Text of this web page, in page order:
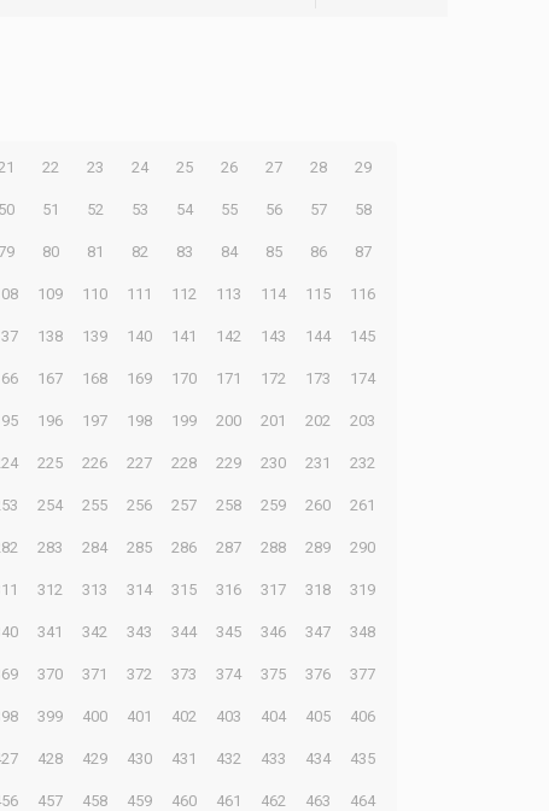
22 23 24 25 26 27 28 29
50 51 52 53 54 55 56 57 58
79 80 81 82 83 84 85 86 87
109 110 111 112 113 114 115 116
138 139 140 141 142 143 144 145
167 168 169 170 171 172 173 174
196 197 198 199 200 201 202 203
225 226 227 228 229 230 231 232
254 255 256 257 258 259 260 261
283 284 285 286 287 288 289 290
312 313 314 315 316 317 318 319
341 342 343 344 345 346 347 348
370 371 372 373 374 375 376 377
399 400 401 402 403 404 405 406
428 429 430 431 432 433 434 435
457 458 459 460 461 462 463 464